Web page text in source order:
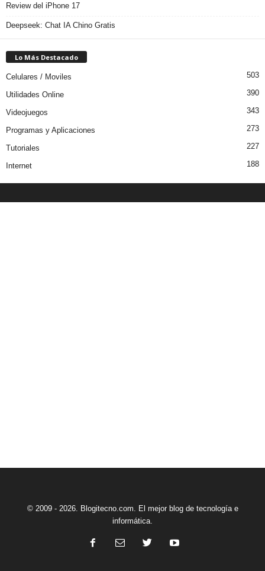
Review del iPhone 17
Deepseek: Chat IA Chino Gratis
Lo Más Destacado
Celulares / Moviles 503
Utilidades Online 390
Videojuegos 343
Programas y Aplicaciones 273
Tutoriales 227
Internet 188
© 2009 - 2026. Blogitecno.com. El mejor blog de tecnología e
informática.